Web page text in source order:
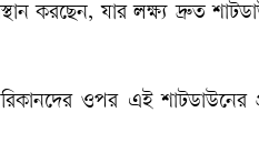
করছেন, যার লক্ষ্য দ্রুত
ওপর এই শাটডাউনের